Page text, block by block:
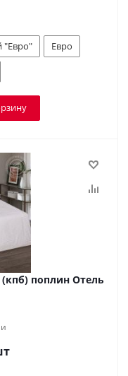
"Евро"
Евро
поплин Отель